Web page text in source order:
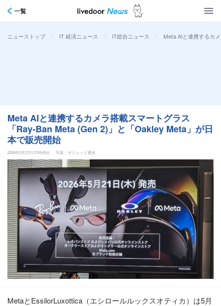
一覧
ニューストップ > IT 経済ニュース > IT総合ニュース > Meta AIと連携するカ
Meta AIと連携するカメラ搭載スマートグラス
「Ray-Ban Meta (Gen 2)」と「Oakley Meta」が日
本で販売開始
2026年5月21日 21時45分 写真：ガジェット通信
MetaとEssilorLuxottica（エシロールルックスオティカ）は5月